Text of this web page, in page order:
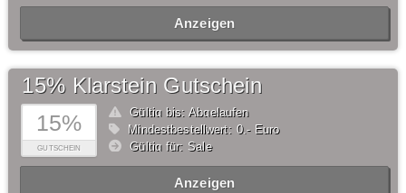
Anzeigen
15%
GUTSCHEIN
15% Klarstein Gutschein
Gültig bis: Abgelaufen
Mindestbestellwert: 0,- Euro
Gültig für: Sale
Anzeigen